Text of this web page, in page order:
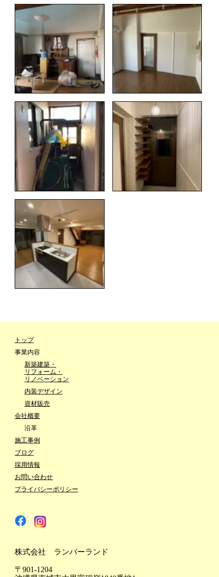
株式会社 ランバーランド
〒901-1204
トップ
事業内容
新築建築・
リフォーム・
リノベーション
内装デザイン
資材販売
会社概要
沿革
施工事例
ブログ
採用情報
お問い合わせ
プライバシーポリシー